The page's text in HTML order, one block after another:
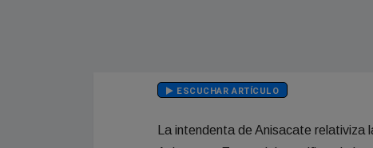
ESCUCHAR ARTÍCULO
La intendenta de Anisacate